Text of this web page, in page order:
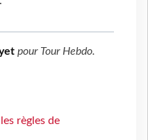
pour Tour Hebdo.
règles de